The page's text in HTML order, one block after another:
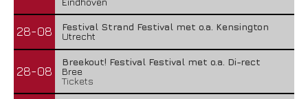
28-08
Festival Strand Festival met o.a. Kensington
Utrecht
28-08
Breekout! Festival Festival met o.a. Di-rect
Bree
Tickets